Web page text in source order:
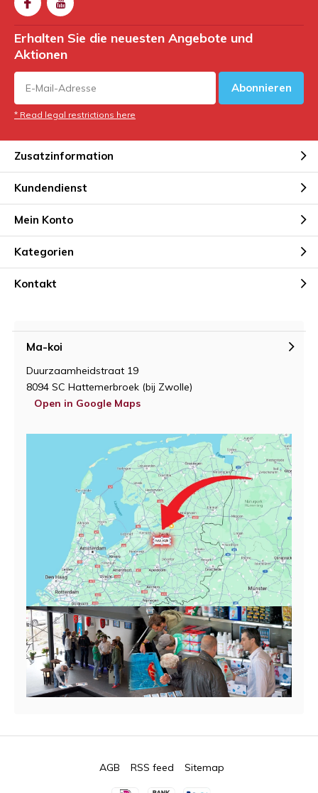
Erhalten Sie die neuesten Angebote und
Aktionen
Abonnieren
* Read legal restrictions here
Zusatzinformation
Kundendienst
Mein Konto
Kategorien
Kontakt
Ma-koi
Duurzaamheidstraat 19
8094 SC Hattemerbroek (bij Zwolle)
Open in Google Maps
AGB RSS feed Sitemap